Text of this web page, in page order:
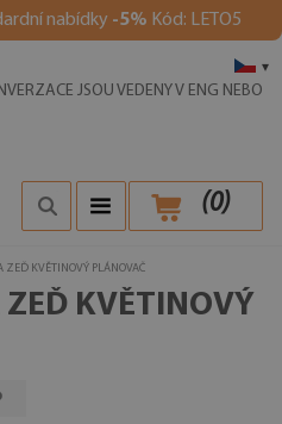
nabídky -5% Kód: LETO5
▾
JSOU VEDENY V ENG NEBO
(0)
ZEĎ KVĚTINOVÝ PLÁNOVAČ
KVĚTINOVÝ